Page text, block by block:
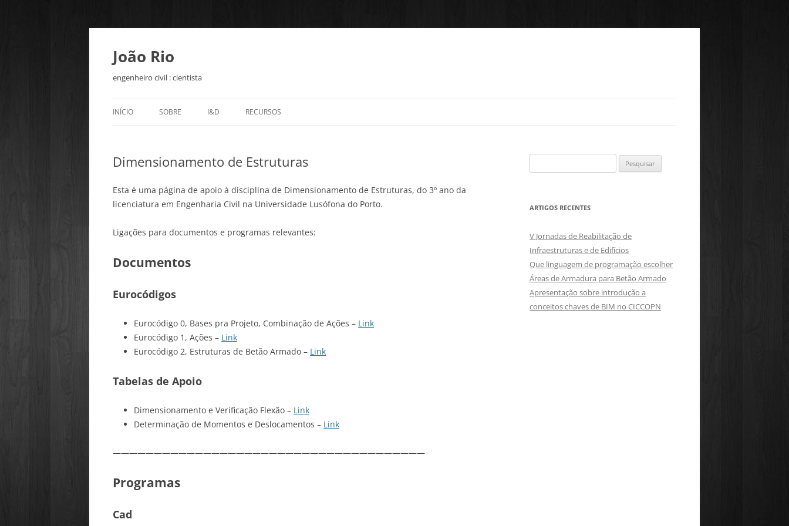
João Rio
engenheiro civil : cientista
INÍCIO SOBRE I&D
OPEN ENGINEERING
RECURSOS
Dimensionamento de Estruturas
Esta é uma página de apoio à disciplina de Dimensionamento de Estruturas, do 3º ano da
licenciatura em Engenharia Civil na Universidade Lusófona do Porto.
Ligações para documentos e programas relevantes:
Documentos
Eurocódigos
Eurocódigo 0, Bases pra Projeto, Combinação de Ações – Link
Eurocódigo 1, Ações – Link
Eurocódigo 2, Estruturas de Betão Armado – Link
Tabelas de Apoio
Dimensionamento e Verificação Flexão – Link
Determinação de Momentos e Deslocamentos – Link
——————————————————————————————————————
Programas
Cad
por:
ARTIGOS RECENTES
V Jornadas de Reabilitação de
Infraestruturas e de Edifícios
Que linguagem de programação escolher
Áreas de Armadura para Betão Armado
Apresentação sobre introdução a
conceitos chaves de BIM no CICCOPN